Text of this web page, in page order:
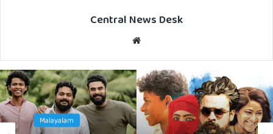
Central News Desk
Malayalam